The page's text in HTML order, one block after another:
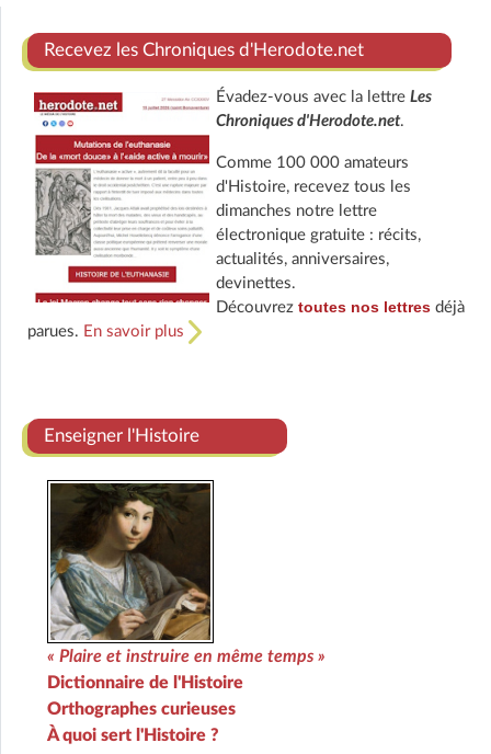
Recevez les Chroniques d'Herodote.net
Évadez-vous avec la lettre Les
Chroniques d'Herodote.net.
Comme 100 000 amateurs
d'Histoire, recevez tous les
dimanches notre lettre
électronique gratuite : récits,
actualités, anniversaires,
devinettes.
Découvrez toutes nos lettresdéjà
parues. En savoir plus
Enseigner l'Histoire
« Plaire et instruire en même temps »
Dictionnaire de l'Histoire
Orthographes curieuses
À quoi sert l'Histoire ?